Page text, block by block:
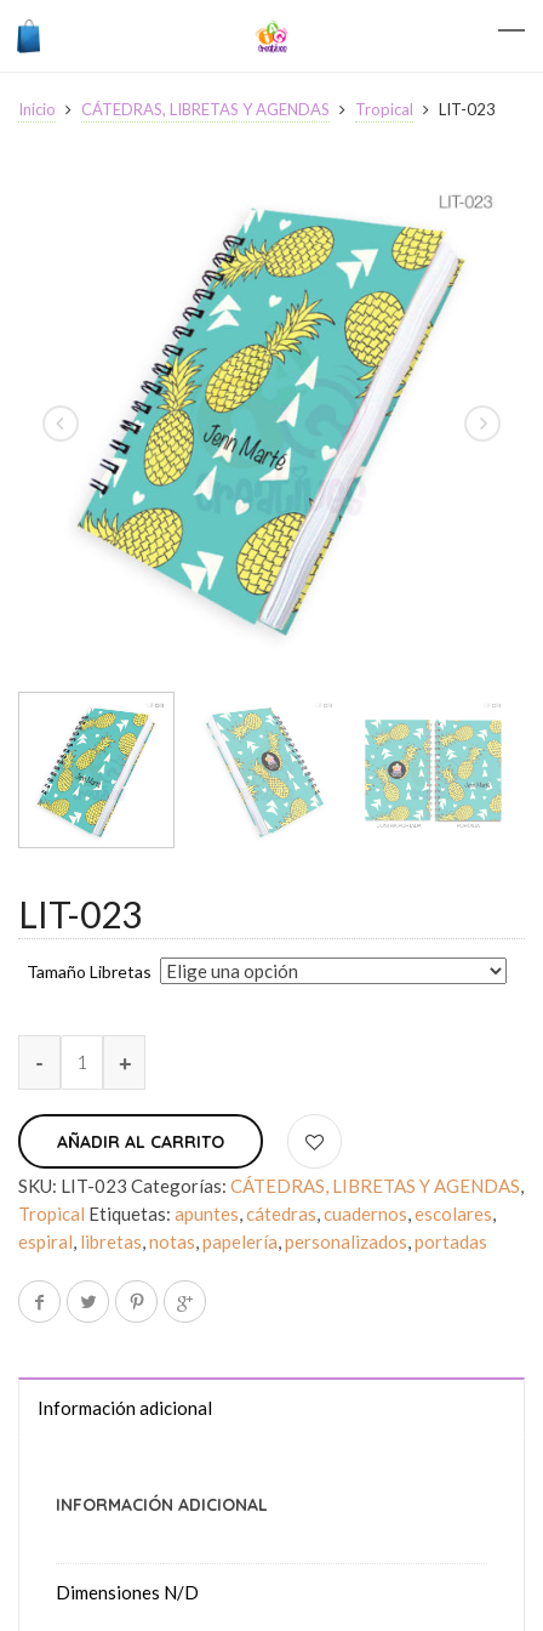
Inicio CÁTEDRAS, LIBRETAS Y AGENDAS Tropical LIT-023
LIT-023
Tamaño Libretas
AÑADIR AL CARRITO
SKU: LIT-023 Categorías: CÁTEDRAS, LIBRETAS Y AGENDAS,
Tropical Etiquetas: apuntes,cátedras,cuadernos,escolares,
espiral, libretas,notas,papelería,personalizados,portadas
Información adicional
INFORMACIÓN ADICIONAL
Dimensiones N/D